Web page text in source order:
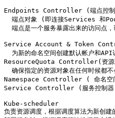
Endpoints Controller (端点控
端点对象 (即连接Services 和
端点是一个服务暴露出来的访问点
Service Account & Token
为新的命名空间创建默认帐户和API
ResourceQuota Controller(资源
确保指定的资源对象在任何时候都
Namespace Controller ( 命名空
Service Controller (服务控制器)
Kube-scheduler
负责资源调度，根据调度算法为新创